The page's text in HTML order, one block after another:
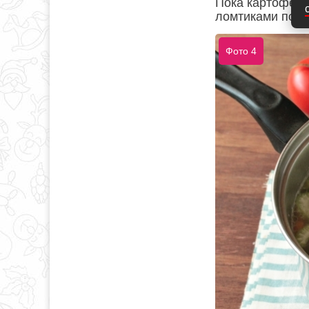
Пока
ломтиками по
Фото 4